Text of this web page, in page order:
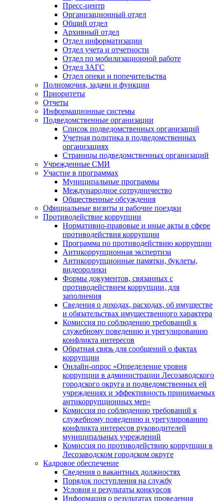
Пресс-центр
Организационный отдел
Общий отдел
Архивный отдел
Отдел информатизации
Отдел учета и отчетности
Отдел по мобилизационной работе
Отдел ЗАГС
Отдел опеки и попечительства
Полномочия, задачи и функции
Приоритеты
Отчеты
Информационные системы
Подведомственные организации
Список подведомственных организаций
Учетная политика в подведомственных
организациях
Страницы подведомственных организаций
Учрежденные СМИ
Участие в программах
Муниципальные программы
Международное сотрудничество
Общественные обсуждения
Официальные визиты и рабочие поездки
Противодействие коррупции
Нормативно-правовые и иные акты в сфере
противодействия коррупции
Программа по противодействию коррупции
Антикоррупционная экспертиза
Антикоррупционные памятки, буклеты,
видеоролики
Формы документов, связанных с
противодействием коррупции, для
заполнения
Сведения о доходах, расходах, об имуществе
и обязательствах имущественного характера
Комиссия по соблюдению требований к
служебному поведению и урегулированию
конфликта интересов
Обратная связь для сообщений о фактах
коррупции
Онлайн-опрос «Определение уровня
коррупции в администрации Лесозаводского
городского округа и подведомственных ей
учреждениях и эффективность принимаемых
антикоррупционных мер»
Комиссия по соблюдению требований к
служебному поведению и урегулированию
конфликта интересов руководителей
муниципальных учреждений
Комиссия по противодействию коррупции в
Лесозаводском городском округе
Кадровое обеспечение
Сведения о вакантных должностях
Порядок поступления на службу
Условия и результаты конкурсов
Информация о результатах проведения